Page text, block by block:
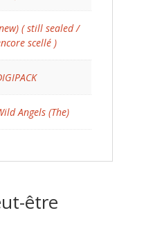
( still sealed /
scellé )
Angels (The)
être